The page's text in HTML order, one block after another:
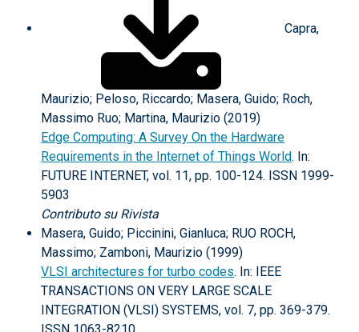
Capra,
Maurizio; Peloso, Riccardo; Masera, Guido; Roch,
Massimo Ruo; Martina, Maurizio (2019)
Edge Computing: A Survey On the Hardware
Requirements in the Internet of Things World. In:
FUTURE INTERNET, vol. 11, pp. 100-124. ISSN 1999-
5903
Contributo su Rivista
Masera, Guido; Piccinini, Gianluca; RUO ROCH,
Massimo; Zamboni, Maurizio (1999)
VLSI architectures for turbo codes. In: IEEE
TRANSACTIONS ON VERY LARGE SCALE
INTEGRATION (VLSI) SYSTEMS, vol. 7, pp. 369-379.